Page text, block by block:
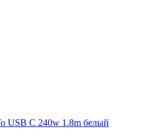
USB C 240w 1.8m белый